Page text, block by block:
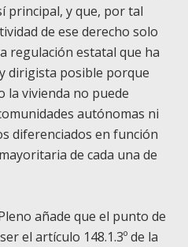
principal, y que, por tal
de ese derecho solo
regulación estatal que ha
dirigista posible porque
vivienda no puede
autónomas ni
diferenciados en función
de cada una de
añade que el punto de
el artículo 148.1.3º de la